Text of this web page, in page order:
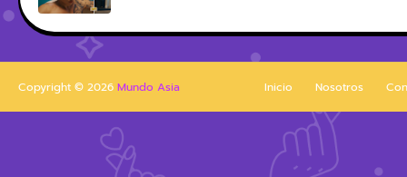
Inicio Nosotros
Copyright © 2026 Mundo Asia